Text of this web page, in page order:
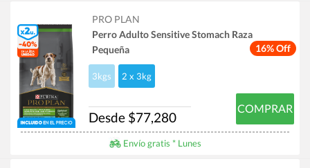
16% Off
PRO PLAN
Perro Adulto Sensitive Stomach Raza
Pequeña
3kgs 2 x 3kg
Desde $77,280
COMPRAR
Envío gratis * Lunes